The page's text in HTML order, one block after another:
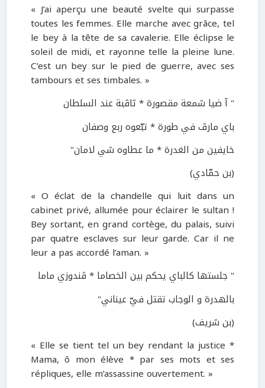
« J’ai aperçu une beauté svelte qui surpasse
toutes les femmes. Elle marche avec grâce, tel
le bey à la tête de sa cavalerie. Elle éclipse le
soleil de midi, et rayonne telle la pleine lune.
C’est un bey sur le pied de guerre, avec ses
tambours et ses timbales. »
" آ ضيا شمعة مقصورة * ثاڤبة عند السلطان
باي مارڤ في طورة * تبّعوه ربع وصفان
خايفين من الغدرة * ما عطاوه شي لامان"
(بن حمّادي)
« O éclat de la chandelle qui luit dans un
cabinet privé, allumée pour éclairer le sultan !
Bey sortant, en grand cortège, du palais, suivi
par quatre esclaves sur leur garde. Car il ne
leur a pas accordé l’aman. »
" جلستها كالباي يحكم بين الخصاما * ڤندوزي ماما
بالهدرة و الوجاب تقتل فيّ عيناني"
(بن شريف)
« Elle se tient tel un bey rendant la justice *
Mama, ô mon élève * par ses mots et ses
répliques, elle m’assassine ouvertement. »